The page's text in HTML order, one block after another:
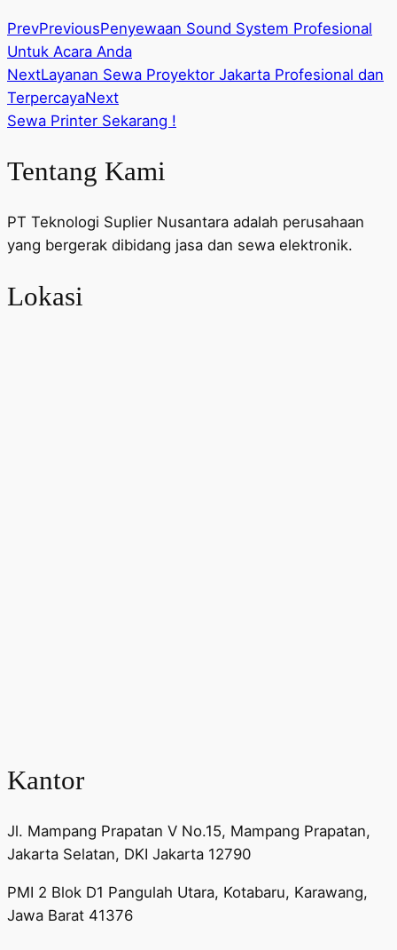
PrevPreviousPenyewaan Sound System Profesional
Untuk Acara Anda
NextLayanan Sewa Proyektor Jakarta Profesional dan
TerpercayaNext
Sewa Printer Sekarang !
Tentang Kami
PT Teknologi Suplier Nusantara adalah perusahaan
yang bergerak dibidang jasa dan sewa elektronik.
Lokasi
Kantor
Jl. Mampang Prapatan V No.15, Mampang Prapatan,
Jakarta Selatan, DKI Jakarta 12790
PMI 2 Blok D1 Pangulah Utara, Kotabaru, Karawang,
Jawa Barat 41376